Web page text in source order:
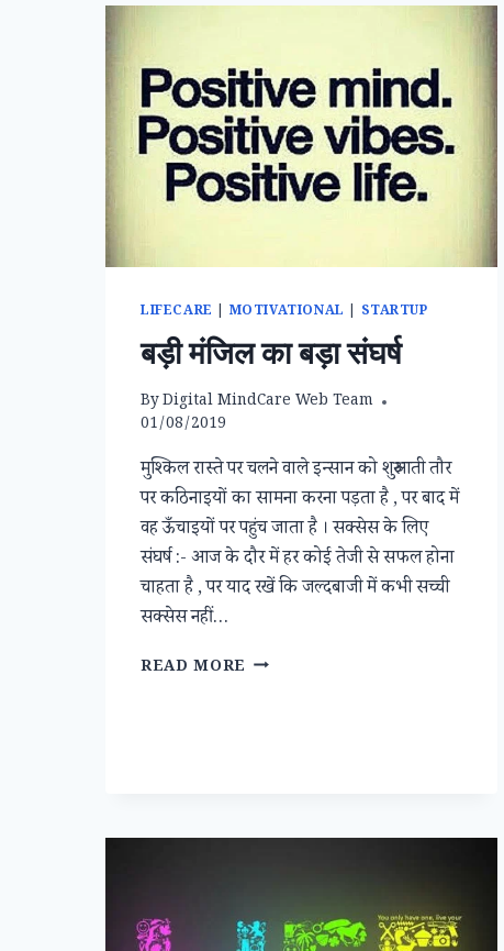
LIFECARE MOTIVATIONAL STARTUP
बड़ी मंजिल का बड़ा संघर्ष
ByDigital MindCare Web Team
01/08/2019
मुश्किल रास्ते पर चलने वाले इन्सान को शुरुआती तौर
पर कठिनाइयों का सामना करना पड़ता है , पर बाद में
वह ऊँचाइयों पर पहुंच जाता है । सक्सेस के लिए
संघर्ष :- आज के दौर में हर कोई तेजी से सफल होना
चाहता है , पर याद रखें कि जल्दबाजी में कभी सच्ची
सक्सेस नहीं…
READ MORE बड़ी